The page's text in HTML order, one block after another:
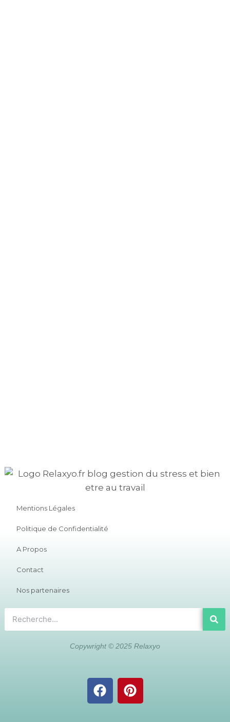
Mentions Légales
Politique de Confidentialité
A Propos
Contact
Nos partenaires
Copywright © 2025 Relaxyo